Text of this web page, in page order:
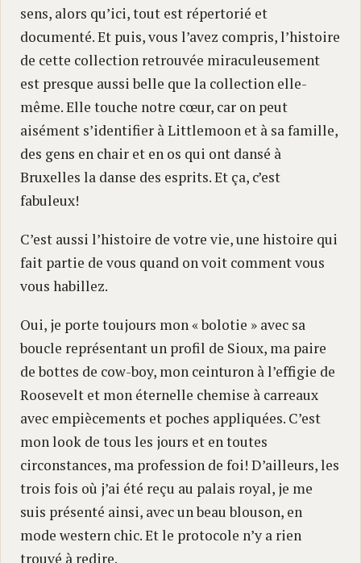
sens, alors qu’ici, tout est répertorié et
documenté. Et puis, vous l’avez compris, l’histoire
de cette collection retrouvée miraculeusement
est presque aussi belle que la collection elle-
même. Elle touche notre cœur, car on peut
aisément s’identifier à Littlemoon et à sa famille,
des gens en chair et en os qui ont dansé à
Bruxelles la danse des esprits. Et ça, c’est
fabuleux!
C’est aussi l’histoire de votre vie, une histoire qui
fait partie de vous quand on voit comment vous
vous habillez.
Oui, je porte toujours mon « bolotie » avec sa
boucle représentant un profil de Sioux, ma paire
de bottes de cow-boy, mon ceinturon à l’effigie de
Roosevelt et mon éternelle chemise à carreaux
avec empiècements et poches appliquées. C’est
mon look de tous les jours et en toutes
circonstances, ma profession de foi! D’ailleurs, les
trois fois où j’ai été reçu au palais royal, je me
suis présenté ainsi, avec un beau blouson, en
mode western chic. Et le protocole n’y a rien
trouvé à redire.